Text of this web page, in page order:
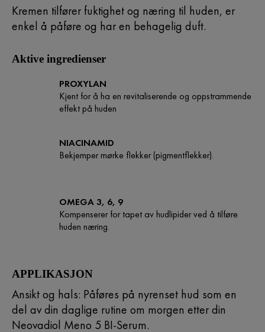
Kremen tilfører fuktighet og næring til huden, er
enkel å påføre og har en behagelig duft.
Aktive ingredienser
PROXYLAN
Kjent for å ha en revitaliserende og oppstrammende
effekt på huden
NIACINAMID
Bekjemper mørke flekker (pigmentflekker).
OMEGA 3, 6, 9
Kompenserer for tapet av hudlipider ved å tilføre
huden næring.
APPLIKASJON
Ansikt og hals: Påføres på nyrenset hud som en
del av din daglige rutine om morgen etter din
Neovadiol Meno 5 BI-Serum.